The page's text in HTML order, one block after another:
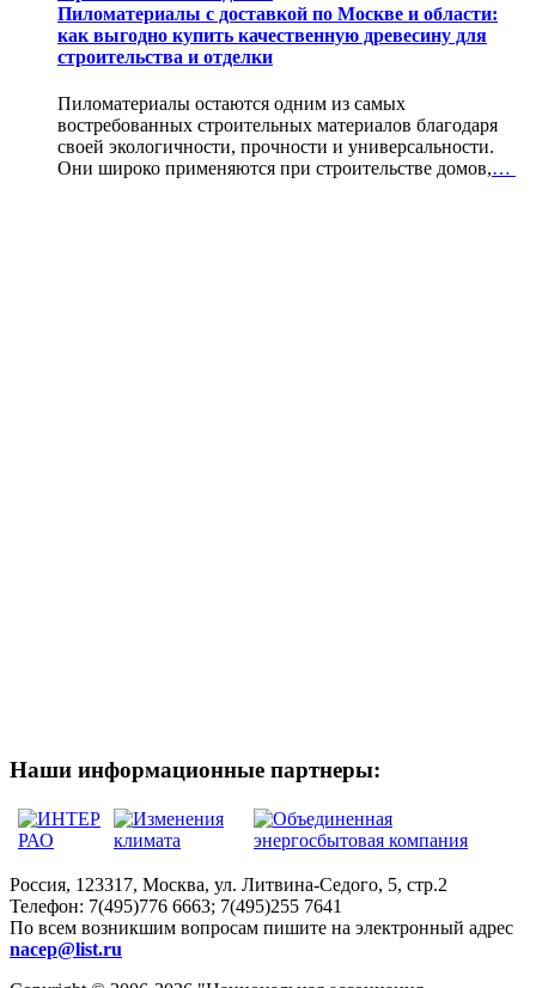
Пиломатериалы с доставкой по Москве и области:
как выгодно купить качественную древесину для
строительства и отделки
Пиломатериалы остаются одним из самых
востребованных строительных материалов благодаря
своей экологичности, прочности и универсальности.
Они широко применяются при строительстве домов,…
Наши информационные партнеры:
Россия, 123317, Москва, ул. Литвина-Седого, 5, стр.2
Телефон: 7(495)776 6663; 7(495)255 7641
По всем возникшим вопросам пишите на электронный адрес
nacep@list.ru